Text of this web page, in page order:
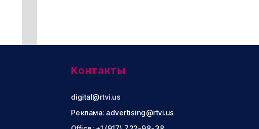
Контакты
digital@rtvi.us
Реклама: advertising@rtvi.us